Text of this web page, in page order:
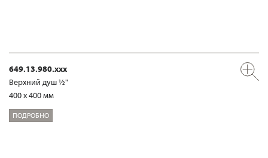
649.13.980.xxx
Верхний душ ½"
400 x 400 мм
ПОДРОБНО